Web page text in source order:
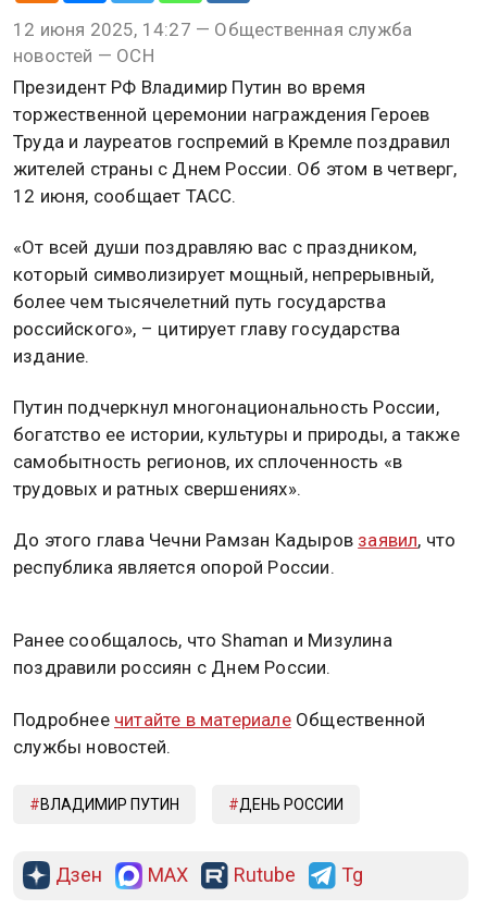
12 июня 2025, 14:27 — Общественная служба
новостей — ОСН
Президент РФ Владимир Путин во время
торжественной церемонии награждения Героев
Труда и лауреатов госпремий в Кремле поздравил
жителей страны с Днем России. Об этом в четверг,
12 июня, сообщает ТАСС.
«От всей души поздравляю вас с праздником,
который символизирует мощный, непрерывный,
более чем тысячелетний путь государства
российского», – цитирует главу государства
издание.
Путин подчеркнул многонациональность России,
богатство ее истории, культуры и природы, а также
самобытность регионов, их сплоченность «в
трудовых и ратных свершениях».
До этого глава Чечни Рамзан Кадыров заявил, что
республика является опорой России.
Ранее сообщалось, что Shaman и Мизулина
поздравили россиян с Днем России.
Подробнее читайте в материалеОбщественной
службы новостей.
ВЛАДИМИР ПУТИН ДЕНЬ РОССИИ
Дзен MAX Rutube Tg